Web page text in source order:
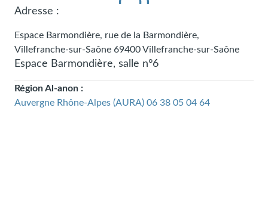
Adresse :
Espace Barmondière, rue de la Barmondière,
Villefranche-sur-Saône 69400Villefranche-sur-Saône
Espace Barmondière, salle n°6
Région Al-anon :
Auvergne Rhône-Alpes (AURA) 06 38 05 04 64